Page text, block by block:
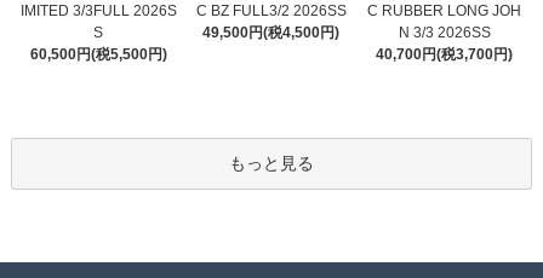
IMITED 3/3FULL 2026S
S
60,500円(税5,500円)
C BZ FULL3/2 2026SS
49,500円(税4,500円)
C RUBBER LONG JOH
N 3/3 2026SS
40,700円(税3,700円)
もっと見る